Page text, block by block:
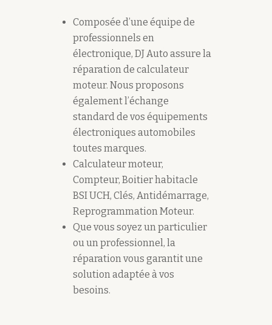
Composée d’une équipe de
professionnels en
électronique, DJ Auto assure la
réparation de calculateur
moteur. Nous proposons
également l’échange
standard de vos équipements
électroniques automobiles
toutes marques.
Calculateur moteur,
Compteur, Boitier habitacle
BSI UCH, Clés, Antidémarrage,
Reprogrammation Moteur.
Que vous soyez un particulier
ou un professionnel, la
réparation vous garantit une
solution adaptée à vos
besoins.